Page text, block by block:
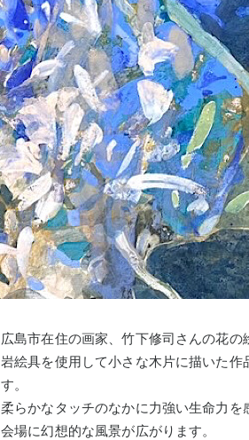
広島市在住の画家、竹下修司さんの花の
岩絵具を使用して小さな木片に描いた
す。
柔らかなタッチのなかに力強い生命力を
会場に幻想的な風景が広がります。